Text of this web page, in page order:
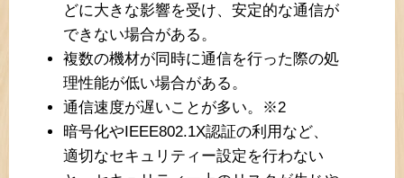
どに大きな影響を受け、安定的な通信が
できない場合がある。
複数の機材が同時に通信を行った際の処
理性能が低い場合がある。
通信速度が遅いことが多い。※2
暗号化やIEEE802.1X認証の利用など、
適切なセキュリティー設定を行わない